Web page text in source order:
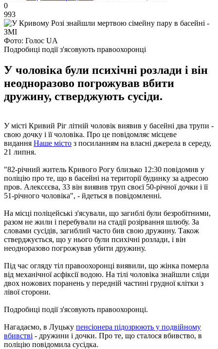
0
993
Фото: Голос UA
Подробиці події з'ясовують правоохоронці
У чоловіка були психічні розлади і він
неодноразово погрожував вбити
дружину, стверджують сусіди.
У місті Кривий Ріг літній чоловік виявив у басейні два трупи -
свою дочку і її чоловіка. Про це повідомляє місцеве
видання Наше місто з посиланням на власні джерела в середу,
21 липня.
"82-річний житель Кривого Рогу близько 12:30 повідомив у
поліцію про те, що в басейні на території будинку за адресою
пров. Алексєєва, 33 він виявив труп своєї 50-річної дочки і її
51-річного чоловіка", - йдеться в повідомленні.
На місці поліцейські з'ясували, що загиблі були безробітними,
разом не жили і перебували на стадії розірвання шлюбу. За
словами сусідів, загиблий часто бив свою дружину. Також
стверджується, що у нього були психічні розлади, і він
неодноразово погрожував убити дружину.
Під час огляду тіл правоохоронці виявили, що жінка померла
від механічної асфіксії водою. На тілі чоловіка знайшли сліди
двох ножових поранень у передній частині грудної клітки з
лівої сторони.
Подробиці події з'ясовують правоохоронці.
Нагадаємо, в Луцьку пенсіонера підозрюють у подвійному
вбивстві - дружини і дочки. Про те, що сталося вбивство, в
поліцію повідомила сусідка.